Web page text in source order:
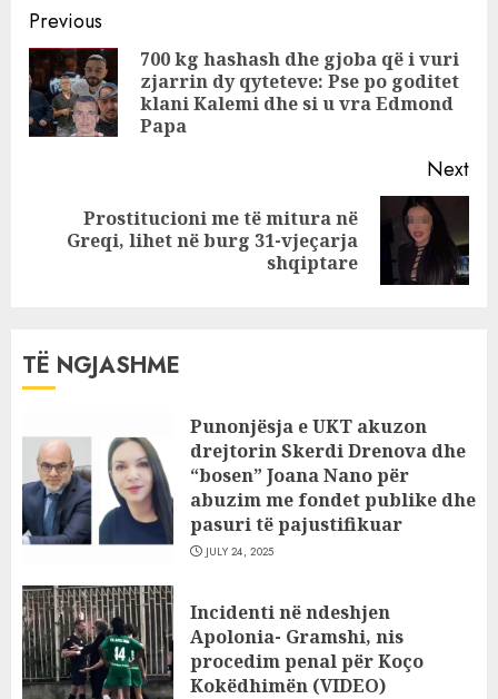
prost*tuonte
vajzën e saj të
mitur, për para!
Continue
Reading
Previous
700 kg hashash dhe gjoba që i vuri
zjarrin dy qyteteve: Pse po goditet
klani Kalemi dhe si u vra Edmond
Papa
Next
Next
Prostitucioni me të mitura në
Greqi, lihet në burg 31-vjeçarja
shqiptare
TË NGJASHME
Punonjësja e UKT akuzon
drejtorin Skerdi Drenova dhe
“bosen” Joana Nano për
abuzim me fondet publike dhe
pasuri të pajustifikuar
JULY 24, 2025
Incidenti në ndeshjen
Apolonia- Gramshi, nis
procedim penal për Koço
Kokëdhimën (VIDEO)